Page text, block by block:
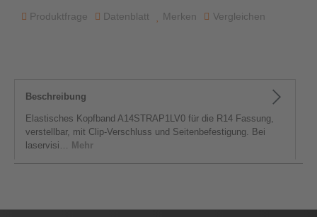
Produktfrage Merken Vergleichen
Datenblatt
Beschreibung
Elastisches Kopfband A14STRAP1LV0 für die R14 Fassung,
verstellbar, mit Clip-Verschluss und Seitenbefestigung. Bei
laservisi… Mehr